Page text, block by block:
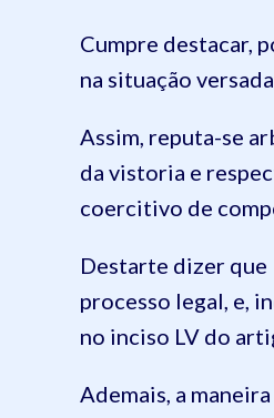
Cumpre destacar,
na situação
Assim, reputa-se
da vistoria e
coercitivo de
Destarte dizer
processo legal, e,
no inciso LV do
Ademais, a